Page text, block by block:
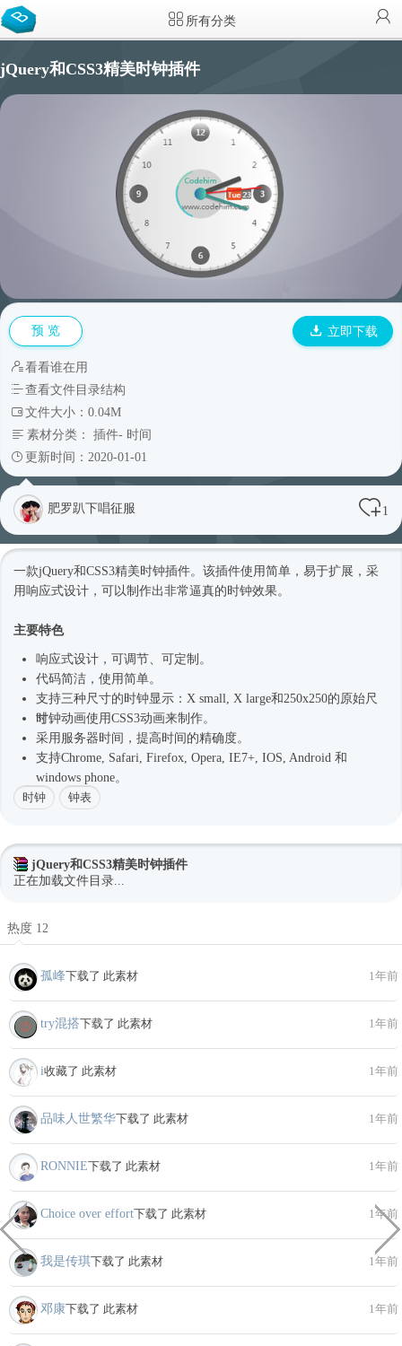
所有分类
jQuery和CSS3精美时钟插件
预 览 立即下载
看看谁在用
查看文件目录结构
文件大小：0.04M
素材分类： 插件- 时间
更新时间：2020-01-01
肥罗趴下唱征服 1
一款jQuery和CSS3精美时钟插件。该插件使用简单，易于扩展，采
用 响应式设计，可以制作出非常逼真的时钟效果。
主要特色
响应式设计，可调节、可定制。
代码简洁，使用简单。
支持三种尺寸的时钟显示：X small, X large和250x250的原始尺
寸。
时钟动画使用CSS3动画来制作。
采用服务器时间，提高时间的精确度。
支持Chrome, Safari, Firefox, Opera, IE7+, IOS, Android 和
windows phone。
时钟
钟表
jQuery和CSS3精美时钟插件
正在加载文件目录...
热度 12
孤峰下载了 此素材 1年前
try混搭下载了 此素材 1年前
i收藏了 此素材 1年前
品味人世繁华下载了 此素材 1年前
RONNIE下载了 此素材 1年前
Choice over effort下载了 此素材 1年前
我是传琪下载了 此素材 1年前
邓康下载了 此素材 1年前